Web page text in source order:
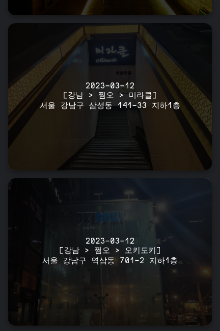
2023-03-12
[강남 > 쩜오 > 미라클]
서울 강남구 삼성동 141-33 지하1층
2023-03-12
[강남 > 쩜오 > 오키도키]
서울 강남구 역삼동 701-2 지하1층